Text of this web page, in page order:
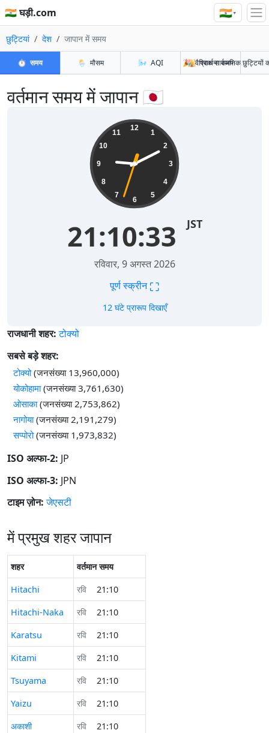
🇮🇳 घड़ी.com 🇮🇳▾
छुट्टियां देश जापान में समय
⏱️ समय 🌦️ मौसम 🌬️ AQI 🕌 प्रार्थना समय
🎉 वैश्विक सार्वजनिक छुट्टियों
वर्तमान समय में जापान 🇯🇵
12
1
2
3
4
5
6
7
8
9
10
11
21:10:34 JST
रविवार, 9 अगस्त 2026
पूर्ण स्क्रीन⛶
12 घंटे प्रारूप दिखाएँ
राजधानी शहर: टोक्यो
सबसे बड़े शहर:
टोक्यो(जनसंख्या 13,960,000)
योकोहामा(जनसंख्या 3,761,630)
ओसाका(जनसंख्या 2,753,862)
नागोया(जनसंख्या 2,191,279)
सप्पोरो(जनसंख्या 1,973,832)
ISO अल्फा-2: JP
ISO अल्फा-3: JPN
टाइम ज़ोन: जेएसटी
में प्रमुख शहर जापान
शहर
वर्तमान समय
Hitachi
रवि
21:10
Hitachi-Naka
रवि
21:10
Karatsu
रवि
21:10
Kitami
रवि
21:10
Tsuyama
रवि
21:10
Yaizu
रवि
21:10
अकाशी
रवि
21:10